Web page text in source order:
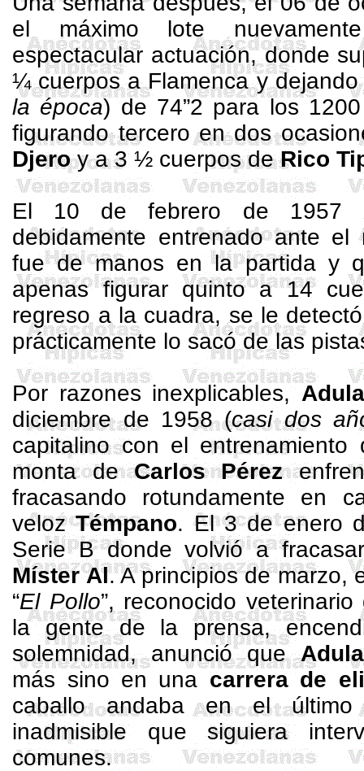
el máximo lote
espectacular actuación, donde
¼ cuerpos a Flamenca y
la época) de 74”2 para los
figurando tercero en dos
Djeroy a 3 ½ cuerpos deRico
El 10 de febrero de 1957
debidamente entrenado ante
fue de manos en la partida y
apenas figurar quinto a 14
regreso a la cuadra, se le
prácticamente lo sacó de las
Por razones inexplicables,
diciembre de 1958 (casi dos
capitalino con el
monta deCarlos Pérez
fracasando rotundamente en
velozTémpano. El 3 de enero
Serie B donde volvió a
Míster Al. A principios de marzo,
“El Pollo”, reconocido
la gente de la prensa,
solemnidad, anunció que
más sino en una carrera de
caballo andaba en el
inadmisible que siguiera
comunes.